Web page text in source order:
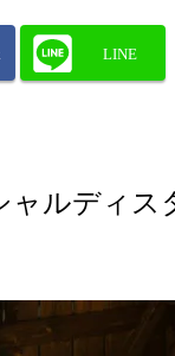
LINE
ルディス